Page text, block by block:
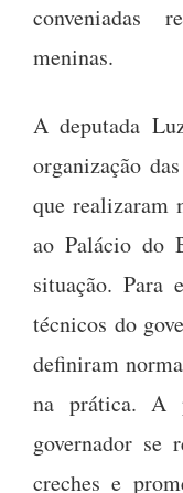
conveniadas
meninas.
A deputada
organização
que realizaram
ao Palácio do
situação. Para
técnicos do
definiram
na prática. A
governador se
creches e